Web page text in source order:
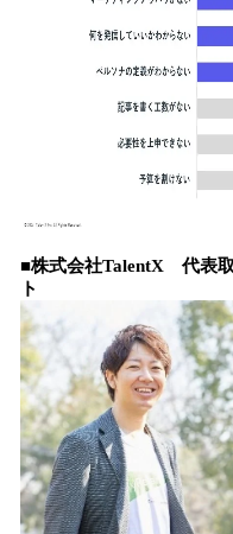
■株式会社TalentX 代表
ト